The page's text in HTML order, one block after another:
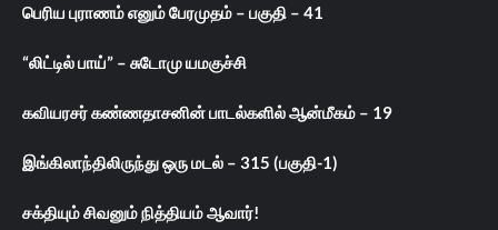
பெரிய புராணம் எனும் பேரமுதம் – பகுதி – 41
“லிட்டில் பாய்” – சுடோமு யமகுச்சி
கவியரசர் கண்ணதாசனின் பாடல்களில் ஆன்மீகம் – 19
இங்கிலாந்திலிருந்து ஒரு மடல் – 315 (பகுதி-1)
சக்தியும் சிவனும் நித்தியம் ஆவார்!